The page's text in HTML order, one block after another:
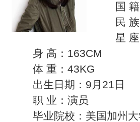
国 籍
民 族
星 座
身 高：163CM
体 重：43KG
出生日期：9月21日
职 业：演员
毕业院校：美国加州大